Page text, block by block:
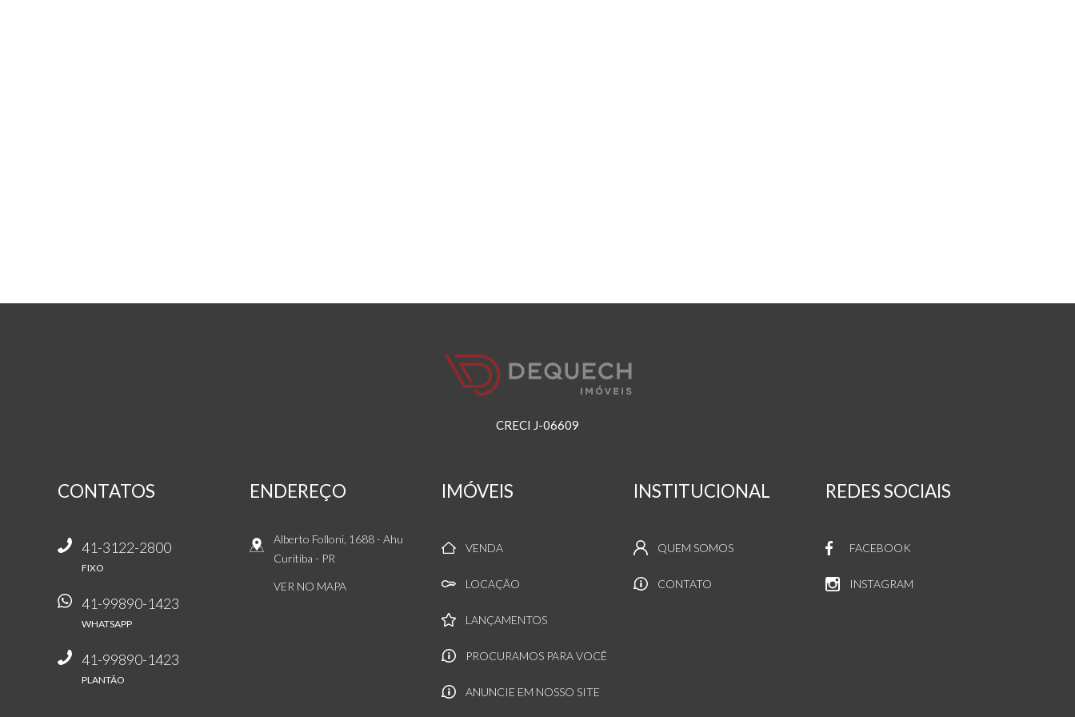
CRECI J-06609
CONTATOS
41-3122-2800
FIXO
41-99890-1423
WHATSAPP
41-99890-1423
PLANTÃO
ENDEREÇO
Alberto Folloni, 1688- Ahu
Curitiba - PR
VER NO MAPA
IMÓVEIS
VENDA
LOCAÇÃO
LANÇAMENTOS
PROCURAMOS PARA VOCÊ
ANUNCIE EM NOSSO SITE
INSTITUCIONAL
QUEM SOMOS
CONTATO
REDES SOCIAIS
FACEBOOK
INSTAGRAM